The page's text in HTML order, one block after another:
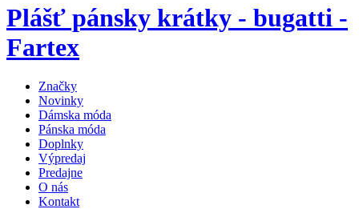
Plášť pánsky krátky - bugatti -
Fartex
Značky
Novinky
Dámska móda
Pánska móda
Doplnky
Výpredaj
Predajne
O nás
Kontakt